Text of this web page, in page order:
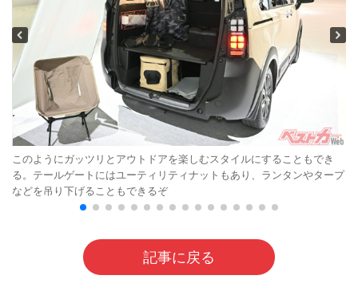
このようにガッツリとアウトドアを楽しむスタイルにすることもでき
る。テールゲートにはユーティリティナットもあり、ランタンやタープ
などを吊り下げることもできるぞ
記事に戻る